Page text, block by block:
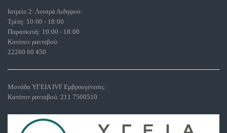
Ιατρείο 2: Λουτρά Αιδηψού:
Τρίτη: 10:00 - 18:00
Παρασκευή: 10:00 - 18:00
Κατόπιν ραντεβού:
22260 60 450
Μονάδα ΥΓΕΙΑ IVF Εμβρυογένεσις:
Κατόπιν ραντεβού: 211 7500510